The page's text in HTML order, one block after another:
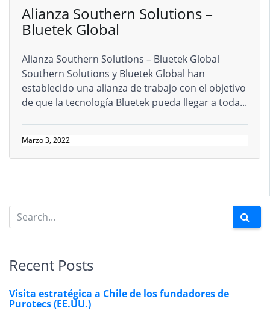
Alianza Southern Solutions –
Bluetek Global
Alianza Southern Solutions – Bluetek Global
Southern Solutions y Bluetek Global han
establecido una alianza de trabajo con el objetivo
de que la tecnología Bluetek pueda llegar a toda...
Marzo 3, 2022
Recent Posts
Visita estratégica a Chile de los fundadores de
Purotecs (EE.UU.)